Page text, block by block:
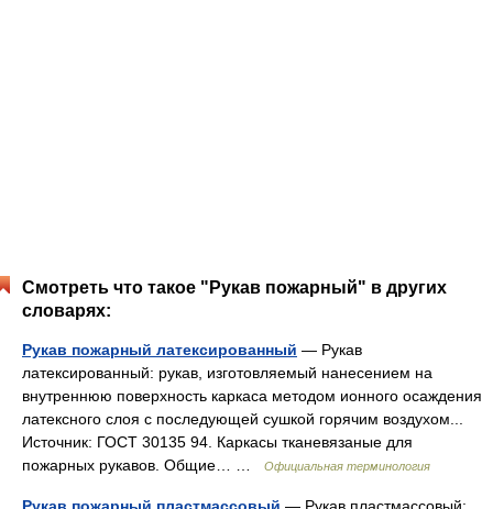
Смотреть что такое "Рукав пожарный" в других
словарях:
Рукав пожарный латексированный — Рукав
латексированный: рукав, изготовляемый нанесением на
внутреннюю поверхность каркаса методом ионного осаждения
латексного слоя с последующей сушкой горячим воздухом...
Источник: ГОСТ 30135 94. Каркасы тканевязаные для
пожарных рукавов. Общие… …
Официальная терминология